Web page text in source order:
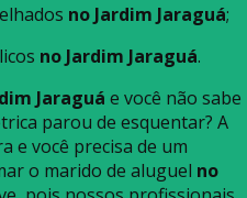
no Jardim Jaraguá;
no Jardim Jaraguá.
Jaraguá e você não sabe
parou de esquentar? A
e você precisa de um
o marido de aluguel no